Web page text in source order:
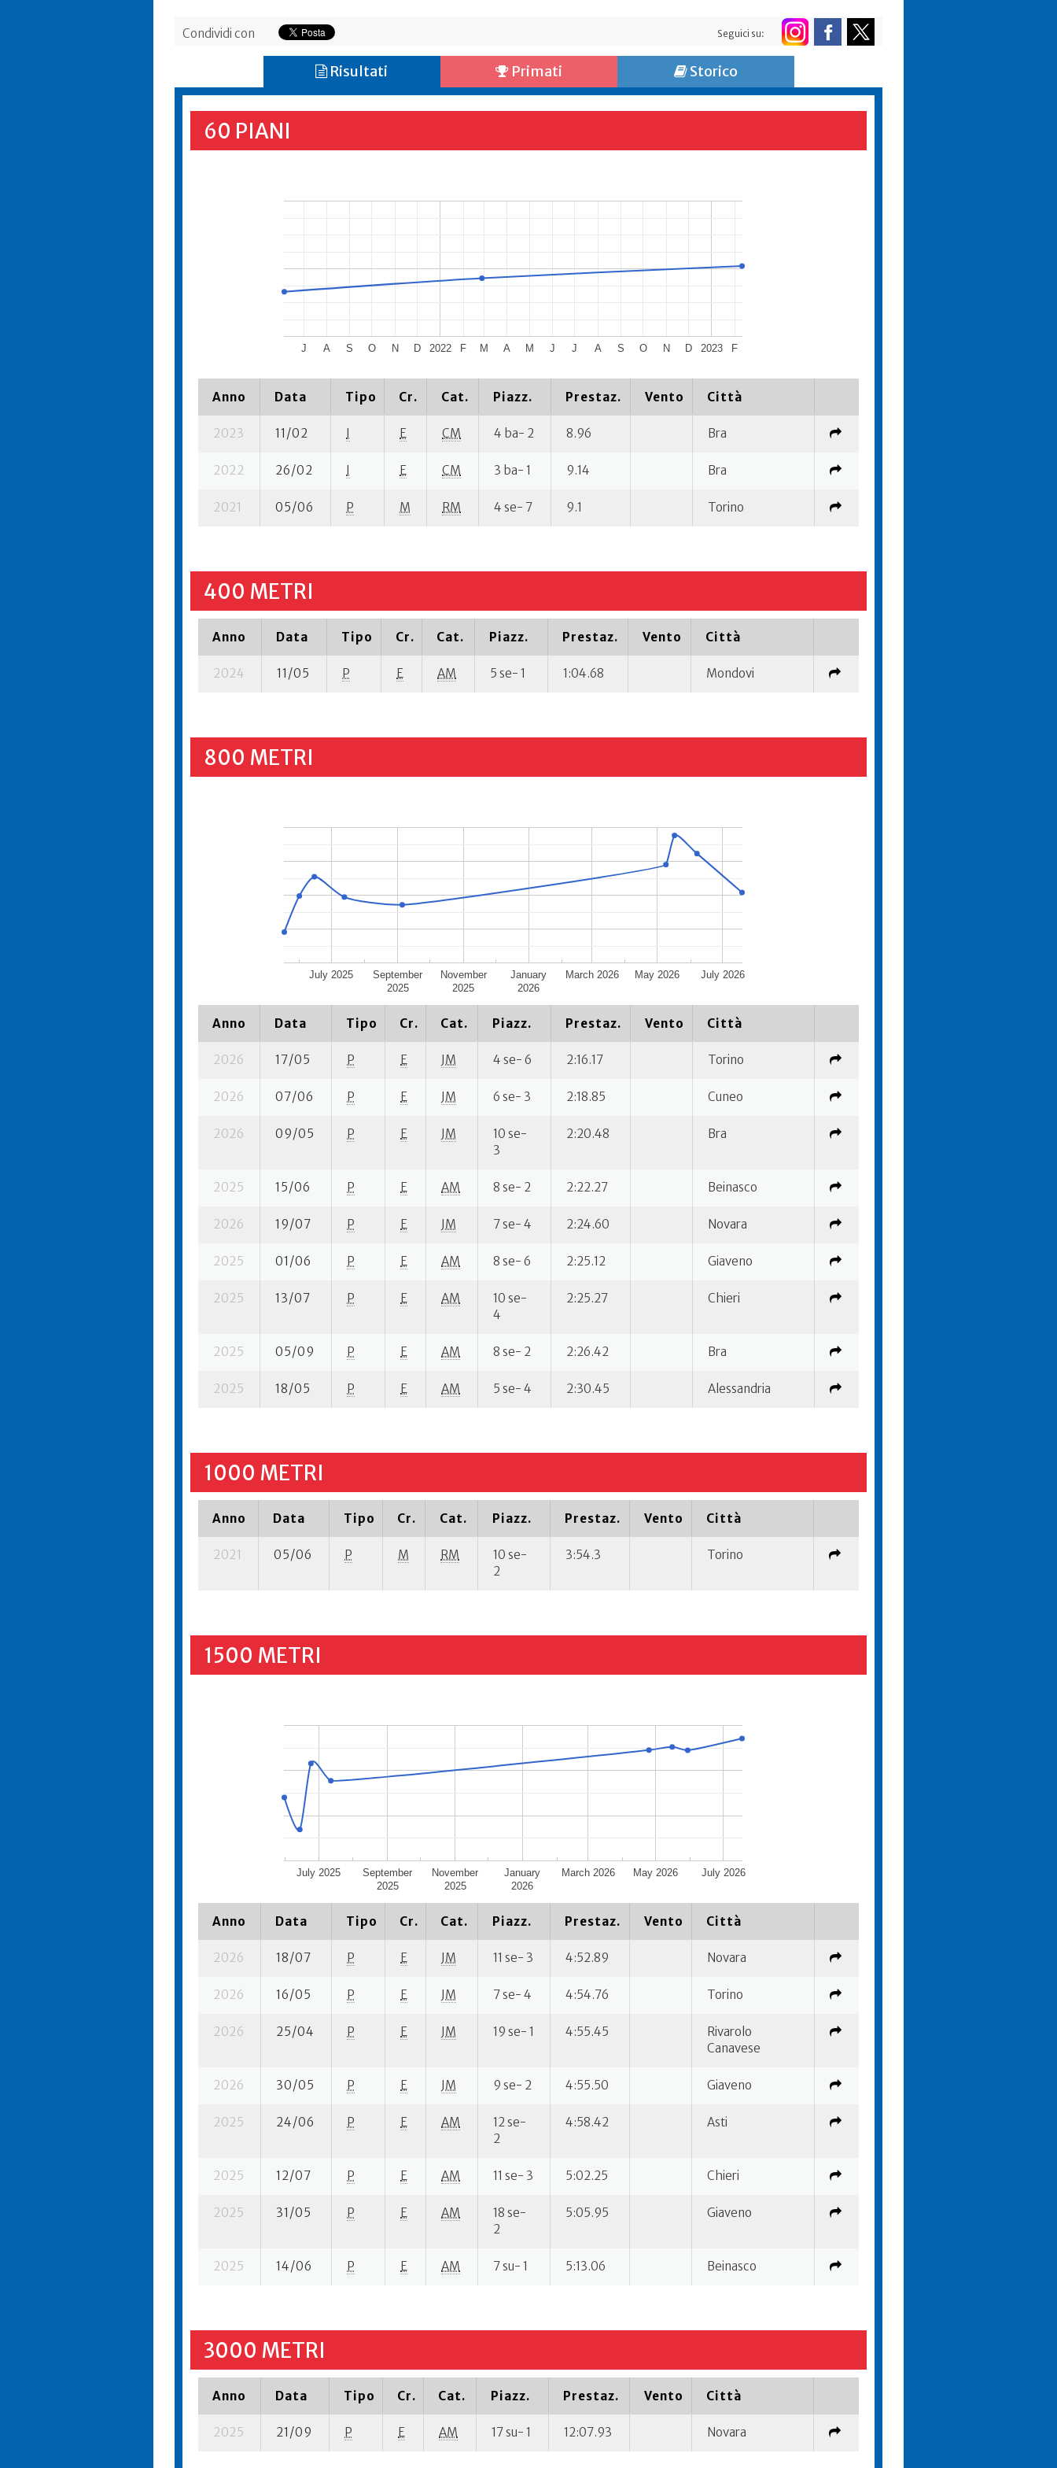
Condividi con Seguici su:
Risultati Primati Storico
60 PIANI
2022 2023
J A S O N D F M A M J J A S O N D F
Anno Data Tipo Cr. Cat. Piazz. Prestaz. Vento Città
2023 11/02 I E CM 4 ba- 2 8.96 Bra
2022 26/02 I E CM 3 ba- 1 9.14 Bra
2021 05/06 P M RM 4 se- 7 9.1 Torino
400 METRI
Anno Data Tipo Cr. Cat. Piazz. Prestaz. Vento Città
2024 11/05 P E AM 5 se- 1 1:04.68 Mondovi
800 METRI
July 2025
September
2025
November
2025
January
2026
March 2026 May 2026 July 2026
Anno Data Tipo Cr. Cat. Piazz. Prestaz. Vento Città
2026 17/05 P E JM 4 se- 6 2:16.17 Torino
2026 07/06 P E JM 6 se- 3 2:18.85 Cuneo
2026 09/05 P E JM
10 se-
3
2:20.48 Bra
2025 15/06 P E AM 8 se- 2 2:22.27 Beinasco
2026 19/07 P E JM 7 se- 4 2:24.60 Novara
2025 01/06 P E AM 8 se- 6 2:25.12 Giaveno
2025 13/07 P E AM
10 se-
4
2:25.27 Chieri
2025 05/09 P E AM 8 se- 2 2:26.42 Bra
2025 18/05 P E AM 5 se- 4 2:30.45 Alessandria
1000 METRI
Anno Data Tipo Cr. Cat. Piazz. Prestaz. Vento Città
2021 05/06 P M RM
10 se-
2
3:54.3 Torino
1500 METRI
July 2025
September
2025
November
2025
January
2026
March 2026 May 2026 July 2026
Anno Data Tipo Cr. Cat. Piazz. Prestaz. Vento Città
2026 18/07 P E JM 11 se- 3 4:52.89 Novara
2026 16/05 P E JM 7 se- 4 4:54.76 Torino
2026 25/04 P E JM 19 se- 1 4:55.45
Rivarolo
Canavese
2026 30/05 P E JM 9 se- 2 4:55.50 Giaveno
2025 24/06 P E AM
12 se-
2
4:58.42 Asti
2025 12/07 P E AM 11 se- 3 5:02.25 Chieri
2025 31/05 P E AM
18 se-
2
5:05.95 Giaveno
2025 14/06 P E AM 7 su- 1 5:13.06 Beinasco
3000 METRI
Anno Data Tipo Cr. Cat. Piazz. Prestaz. Vento Città
2025 21/09 P E AM 17 su- 1 12:07.93 Novara